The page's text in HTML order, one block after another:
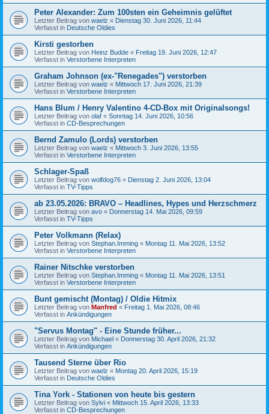
Peter Alexander: Zum 100sten ein Geheimnis gelüftet
Letzter Beitrag von waelz « Dienstag 30. Juni 2026, 11:44
Verfasst in Deutsche Oldies
Kirsti gestorben
Letzter Beitrag von Heinz Budde « Freitag 19. Juni 2026, 12:47
Verfasst in Verstorbene Interpreten
Graham Johnson (ex-"Renegades") verstorben
Letzter Beitrag von waelz « Mittwoch 17. Juni 2026, 21:39
Verfasst in Verstorbene Interpreten
Hans Blum / Henry Valentino 4-CD-Box mit Originalsongs!
Letzter Beitrag von olaf « Sonntag 14. Juni 2026, 10:56
Verfasst in CD-Besprechungen
Bernd Zamulo (Lords) verstorben
Letzter Beitrag von waelz « Mittwoch 3. Juni 2026, 13:55
Verfasst in Verstorbene Interpreten
Schlager-Spaß
Letzter Beitrag von wolfdog76 « Dienstag 2. Juni 2026, 13:04
Verfasst in TV-Tipps
ab 23.05.2026: BRAVO – Headlines, Hypes und Herzschmerz
Letzter Beitrag von avo « Donnerstag 14. Mai 2026, 09:59
Verfasst in TV-Tipps
Peter Volkmann (Relax)
Letzter Beitrag von Stephan.Imming « Montag 11. Mai 2026, 13:52
Verfasst in Verstorbene Interpreten
Rainer Nitschke verstorben
Letzter Beitrag von Stephan.Imming « Montag 11. Mai 2026, 13:51
Verfasst in Verstorbene Interpreten
Bunt gemischt (Montag) / Oldie Hitmix
Letzter Beitrag von Manfred « Freitag 1. Mai 2026, 08:46
Verfasst in Ankündigungen
"Servus Montag" - Eine Stunde früher...
Letzter Beitrag von Michael « Donnerstag 30. April 2026, 21:32
Verfasst in Ankündigungen
Tausend Sterne über Rio
Letzter Beitrag von waelz « Montag 20. April 2026, 15:19
Verfasst in Deutsche Oldies
Tina York - Stationen von heute bis gestern
Letzter Beitrag von Sylvi « Mittwoch 15. April 2026, 13:33
Verfasst in CD-Besprechungen